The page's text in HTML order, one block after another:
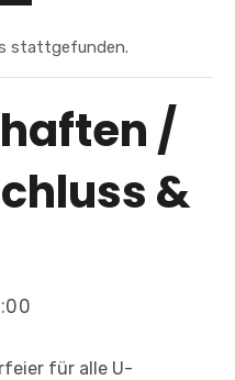
stattgefunden.
/
&
für alle U-